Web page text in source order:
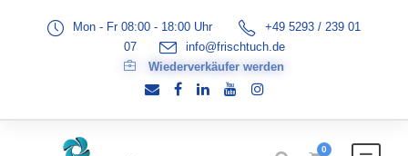
Mon - Fr 08:00 - 18:00 Uhr
+49 5293 / 239 01
07
info@frischtuch.de
Wiederverkäufer werden
0